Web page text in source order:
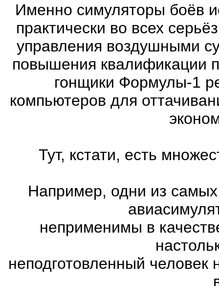
Именно симуляторы боёв
практически во всех
управления воздушными
повышения квалификации
гонщики Формулы-1
компьютеров для
Тут, кстати, есть
Например, одни из
неприменимы в
неподготовленный